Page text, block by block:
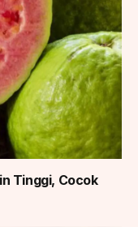
Tinggi, Cocok